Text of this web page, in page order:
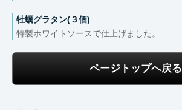
牡蠣グラタン(３個)
特製ホワイトソースで仕上げました。
ページトップへ戻る